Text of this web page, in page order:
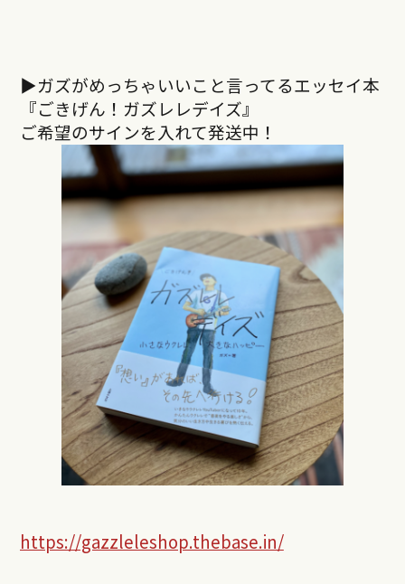
▶︎ガズがめっちゃいいこと言ってるエッセイ本
『ごきげん！ガズレレデイズ』
ご希望のサインを入れて発送中！
https://gazzleleshop.thebase.in/